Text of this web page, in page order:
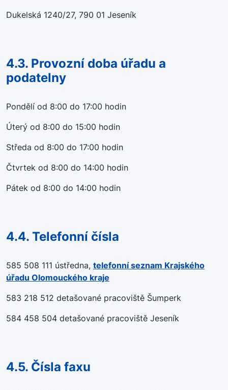
Dukelská 1240/27, 790 01 Jeseník
4.3. Provozní doba úřadu a
podatelny
Pondělí od 8:00 do 17:00 hodin
Úterý od 8:00 do 15:00 hodin
Středa od 8:00 do 17:00 hodin
Čtvrtek od 8:00 do 14:00 hodin
Pátek od 8:00 do 14:00 hodin
4.4. Telefonní čísla
585 508 111 ústředna, telefonní seznam Krajského
úřadu Olomouckého kraje
583 218 512 detašované pracoviště Šumperk
584 458 504 detašované pracoviště Jeseník
4.5. Čísla faxu